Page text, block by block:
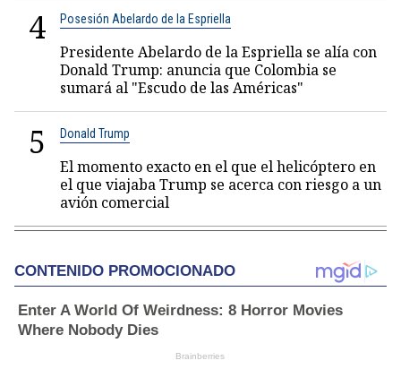
4 Posesión Abelardo de la Espriella
Presidente Abelardo de la Espriella se alía con
Donald Trump: anuncia que Colombia se
sumará al "Escudo de las Américas"
5 Donald Trump
El momento exacto en el que el helicóptero en
el que viajaba Trump se acerca con riesgo a un
avión comercial